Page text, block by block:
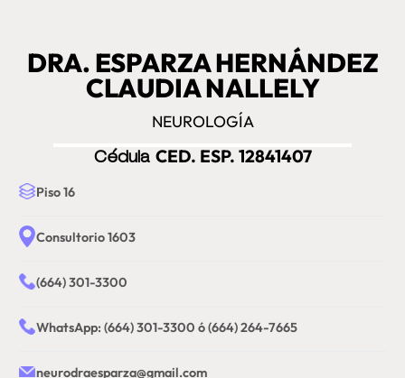
DRA. ESPARZA HERNÁNDEZ
CLAUDIA NALLELY
NEUROLOGÍA
Cédula CED. ESP. 12841407
Piso 16
Consultorio 1603
(664) 301-3300
WhatsApp: (664) 301-3300 ó (664) 264-7665
neurodraesparza@gmail.com